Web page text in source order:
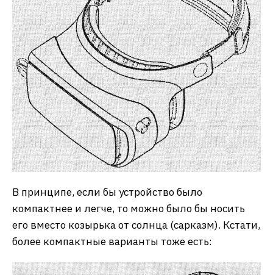
В принципе, если бы устройство было
компактнее и легче, то можно было бы носить
его вместо козырька от солнца (сарказм). Кстати,
более компактные варианты тоже есть: